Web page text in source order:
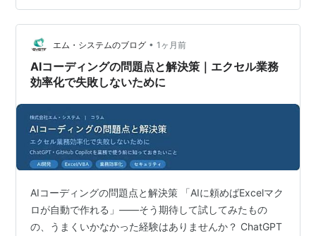
題を修正し、失われたデータを安全に回復するための段
階的な解決策を学べます。さらに、内部および外部ドラ
イブの両方で起こる「ハードドライブが空っぽに…
エム・システムのブログ • 1ヶ月前
AIコーディングの問題点と解決策｜エクセル業務
効率化で失敗しないために
AIコーディングの問題点と解決策 「AIに頼めばExcelマク
ロが自動で作れる」——そう期待して試してみたもの
の、うまくいかなかった経験はありませんか？ ChatGPT